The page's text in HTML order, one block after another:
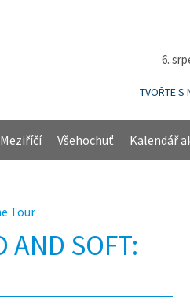
6.
TVOŘTE S
Všehochuť Kalendář
Tour
AND SOFT: